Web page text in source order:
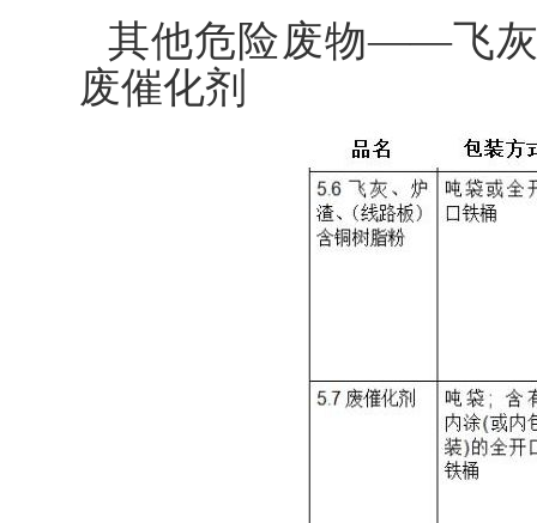
其他危险废物——飞灰
废催化剂